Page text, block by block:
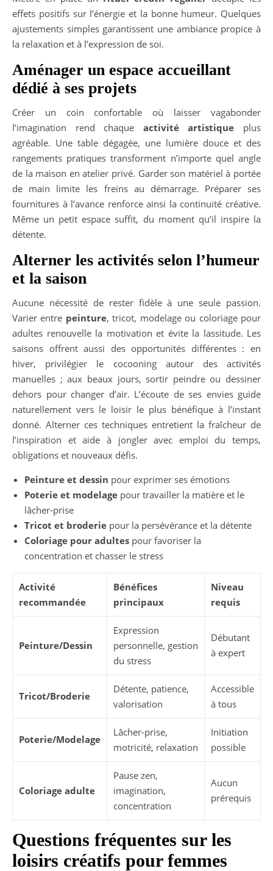
effets positifs sur l’énergie et la bonne humeur. Quelques
ajustements simples garantissent une ambiance propice à
la relaxation et à l’expression de soi.
Aménager un espace accueillant
dédié à ses projets
Créer un coin confortable où laisser vagabonder
l’imagination rend chaque activité artistique plus
agréable. Une table dégagée, une lumière douce et des
rangements pratiques transforment n’importe quel angle
de la maison en atelier privé. Garder son matériel à portée
de main limite les freins au démarrage. Préparer ses
fournitures à l’avance renforce ainsi la continuité créative.
Même un petit espace suffit, du moment qu’il inspire la
détente.
Alterner les activités selon l’humeur
et la saison
Aucune nécessité de rester fidèle à une seule passion.
Varier entre peinture, tricot, modelage ou coloriage pour
adultes renouvelle la motivation et évite la lassitude. Les
saisons offrent aussi des opportunités différentes : en
hiver, privilégier le cocooning autour des activités
manuelles ; aux beaux jours, sortir peindre ou dessiner
dehors pour changer d’air. L’écoute de ses envies guide
naturellement vers le loisir le plus bénéfique à l’instant
donné. Alterner ces techniques entretient la fraîcheur de
l’inspiration et aide à jongler avec emploi du temps,
obligations et nouveaux défis.
Peinture et dessin pour exprimer ses émotions
Poterie et modelage pour travailler la matière et le
lâcher-prise
Tricot et broderie pour la persévérance et la détente
Coloriage pour adultes pour favoriser la
concentration et chasser le stress
Activité
recommandée
Bénéfices
principaux
Niveau
requis
Peinture/Dessin
Expression
personnelle, gestion
du stress
Débutant
à expert
Tricot/Broderie
Détente, patience,
valorisation
Accessible
à tous
Poterie/Modelage
Lâcher-prise,
motricité, relaxation
Initiation
possible
Coloriage adulte
Pause zen,
imagination,
concentration
Aucun
prérequis
Questions fréquentes sur les
loisirs créatifs pour femmes